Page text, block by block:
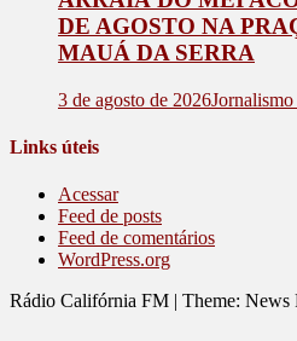
DE AGOSTO NA
MAUÁ DA SERRA
3 de agosto de 2026
Links úteis
Acessar
Feed de posts
Feed de comentários
WordPress.org
Rádio Califórnia FM | Theme: News